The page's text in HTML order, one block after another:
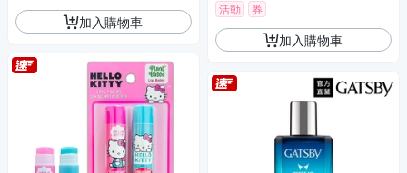
加入購物車
活動 券
加入購物車